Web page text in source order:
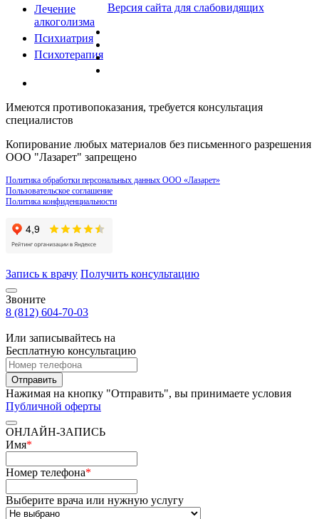
Лечение
алкоголизма
Психиатрия
Психотерапия
Версия сайта для слабовидящих
Имеются противопоказания, требуется консультация
специалистов
Копирование любых материалов без письменного разрешения
ООО "Лазарет" запрещено
Политика обработки персональных данных ООО «Лазарет»
Пользовательское соглашение
Политика конфиденциальности
Запись к врачу Получить консультацию
Звоните
8 (812) 604-70-03
Или записывайтесь на
Бесплатную консультацию
Отправить
Нажимая на кнопку "Отправить", вы принимаете условия
Публичной оферты
ОНЛАЙН-ЗАПИСЬ
Имя*
Номер телефона*
Выберите врача или нужную услугу